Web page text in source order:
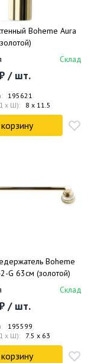
Boheme Aura
Склад
/ шт.
195621
x Ш): 8 x 11.5
Boheme
G 63см (золотой)
Склад
/ шт.
195599
x Ш): 7.5 x 63